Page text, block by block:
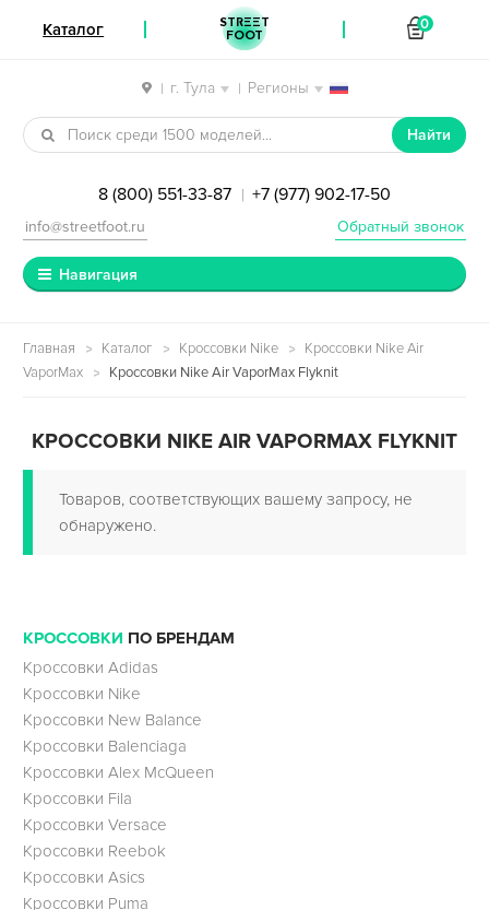
| г. Тула | Регионы
Перейти к навигации
Перейти к содержимому
Найти
8 (800) 551-33-87 | +7 (977) 902-17-50
Обратный звонок
info@streetfoot.ru
Навигация
Главная Каталог Кроссовки Nike
Кроссовки Nike Air
VaporMax
Кроссовки Nike Air VaporMax Flyknit
КРОССОВКИ NIKE AIR VAPORMAX FLYKNIT
Товаров, соответствующих вашему запросу, не
обнаружено.
КРОССОВКИ ПО БРЕНДАМ
Кроссовки Adidas
Кроссовки Nike
Кроссовки New Balance
Кроссовки Balenciaga
Кроссовки Alex McQueen
Кроссовки Fila
Кроссовки Versace
Кроссовки Reebok
Кроссовки Asics
Кроссовки Puma
Каталог STREET
FOOT
0